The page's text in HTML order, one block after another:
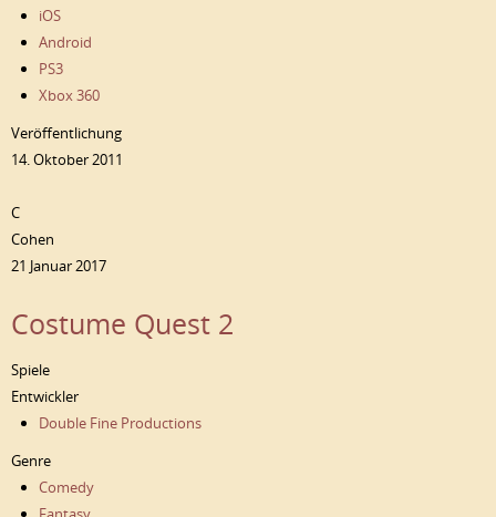
iOS
Android
PS3
Xbox 360
Veröffentlichung
14. Oktober 2011
C
Cohen
21 Januar 2017
Costume Quest 2
Spiele
Entwickler
Double Fine Productions
Genre
Comedy